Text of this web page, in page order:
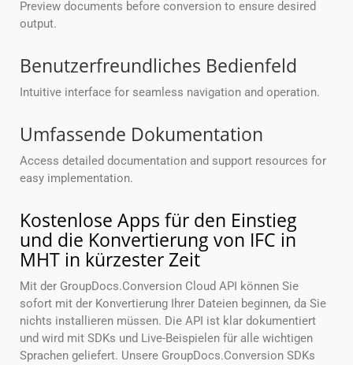
Preview documents before conversion to ensure desired
output.
Benutzerfreundliches Bedienfeld
Intuitive interface for seamless navigation and operation.
Umfassende Dokumentation
Access detailed documentation and support resources for
easy implementation.
Kostenlose Apps für den Einstieg
und die Konvertierung von IFC in
MHT in kürzester Zeit
Mit der GroupDocs.Conversion Cloud API können Sie
sofort mit der Konvertierung Ihrer Dateien beginnen, da Sie
nichts installieren müssen. Die API ist klar dokumentiert
und wird mit SDKs und Live-Beispielen für alle wichtigen
Sprachen geliefert. Unsere GroupDocs.Conversion SDKs